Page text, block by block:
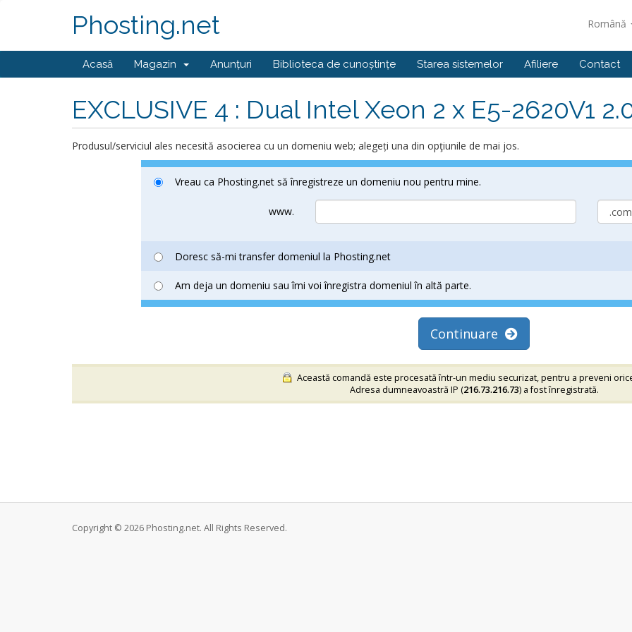
Română
Phosting.net
Acasă Magazin Anunțuri Biblioteca de cunoștințe Starea sistemelor Afiliere Contact
EXCLUSIVE 4 : Dual Intel Xeon 2 x E5-2620V1
Produsul/serviciul ales necesită asocierea cu un domeniu web; alegeți una din opţiunile de mai jos.
Vreau ca Phosting.net să înregistreze un domeniu nou pentru mine.
www.
Doresc să-mi transfer domeniul la Phosting.net
Am deja un domeniu sau îmi voi înregistra domeniul în altă parte.
Continuare
Această comandă este procesată într-un mediu securizat, pentru a preveni
Adresa dumneavoastră IP (216.73.216.73) a fost înregistrată.
Copyright © 2026 Phosting.net. All Rights Reserved.